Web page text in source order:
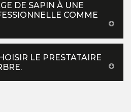
DE SAPIN À UNE
COMME
LE PRESTATAIRE